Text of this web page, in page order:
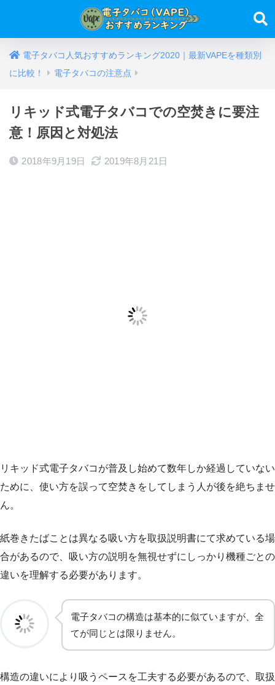
電子タバコ人気おすすめランキング2020｜最新VAPEを種類別
に比較！
電子タバコの注意点
リキッド式電子タバコでの空焚きに要注
意！原因と対処法
2018年9月19日 2019年8月21日
リキッド式電子タバコが普及し始めて数年しか経過していない
ために、使い方を誤って空焚きをしてしまう人が後を絶ちませ
ん。
紙巻きたばことは異なる吸い方を取扱説明書にて求めている場
合があるので、吸い方の説明を無視せずにしっかり機種ごとの
違いを理解する必要があります。
電子タバコの構造は基本的に似ていますが、全
てが同じとは限りません。
構造の違いにより吸うペースを工夫する必要があるので、取扱